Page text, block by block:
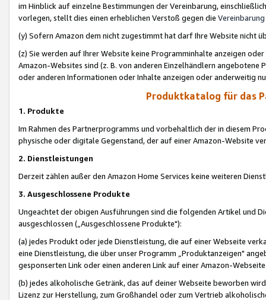
im Hinblick auf einzelne Bestimmungen der Vereinbarung,
vorlegen, stellt dies einen erheblichen Verstoß gegen die Vereinbarung
(y) Sofern Amazon dem nicht zugestimmt hat darf Ihre Website nicht
(z) Sie werden auf Ihrer Website keine Programminhalte anzeigen
Amazon-Websites sind (z. B. von anderen Einzelhändlern
oder anderen Informationen oder Inhalte anzeigen oder anderweitig
Produktkatalog für das
1. Produkte
Im Rahmen des Partnerprogramms und vorbehaltlich der in diesem
physische oder digitale Gegenstand, der auf einer Amazon-Website
2. Dienstleistungen
Derzeit zählen außer den Amazon Home Services keine weiteren
3. Ausgeschlossene Produkte
Ungeachtet der obigen Ausführungen sind die folgenden Artikel und
ausgeschlossen („Ausgeschlossene Produkte"):
(a) jedes Produkt oder jede Dienstleistung, die auf einer Webseite
eine Dienstleistung, die über unser Programm „Produktanzeigen"
gesponserten Link oder einen anderen Link auf einer Amazon-
(b) jedes alkoholische Getränk, das auf deiner Webseite beworben
Lizenz zur Herstellung, zum Großhandel oder zum Vertrieb